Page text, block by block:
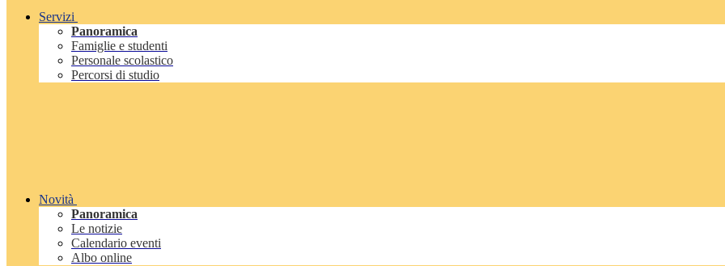
Servizi
Panoramica
Famiglie e studenti
Personale scolastico
Percorsi di studio
Novità
Panoramica
Le notizie
Calendario eventi
Albo online